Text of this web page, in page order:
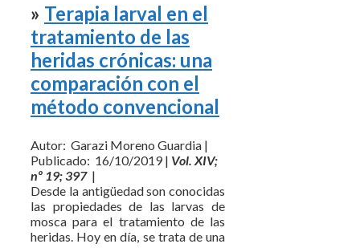
» Terapia larval en el
tratamiento de las
heridas crónicas: una
comparación con el
método convencional
Autor: Garazi Moreno Guardia |
Publicado: 16/10/2019 | Vol. XIV;
nº 19; 397 |
Desde la antigüedad son conocidas
las propiedades de las larvas de
mosca para el tratamiento de las
heridas. Hoy en día, se trata de una